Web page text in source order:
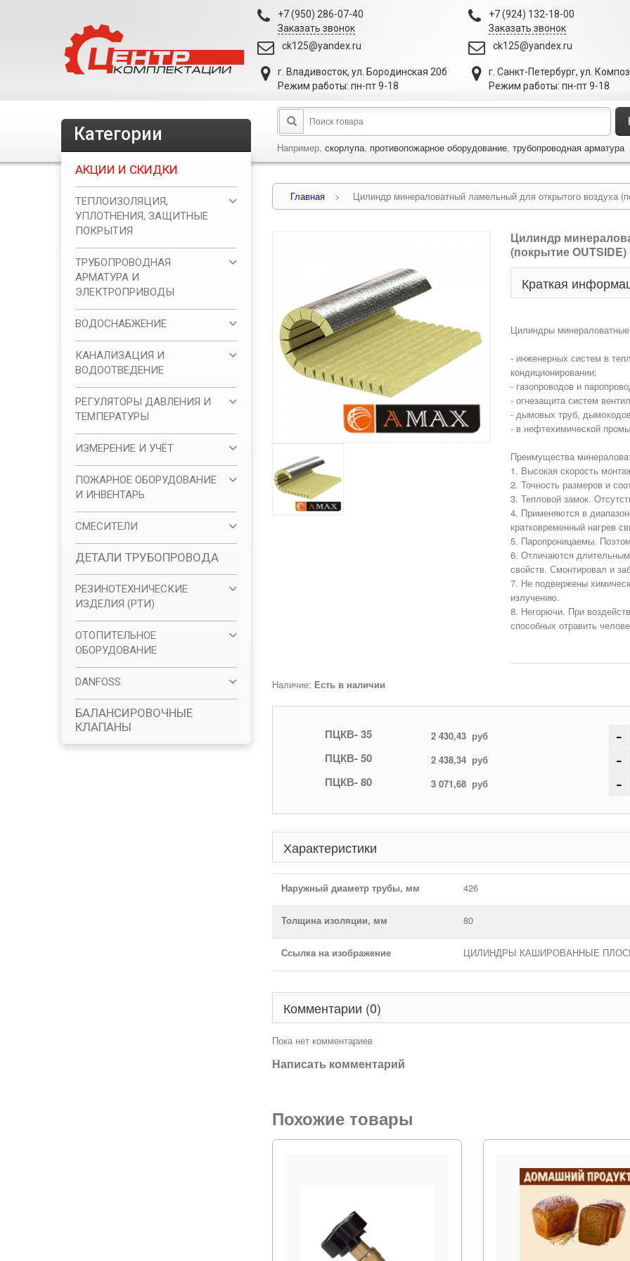
+7 (950) 286-07-40
Заказать звонок
ck125@yandex.ru
г. Владивосток, ул. Бородинская 20б
Режим работы: пн-пт 9-18
+7 (924) 132-18-00
Заказать звонок
ck125@yandex.ru
г. Санкт-Петербург, ул.
Режим работы: пн-пт 9-18
Например, скорлупа, противопожарное оборудование, трубопроводная арматура
Главная > Цилиндр минераловатный ламельный для открытого воздуха
Цилиндр
(покрытие
Краткая
Цилиндры
- инженерных систем в
кондиционировании;
- газопроводов и
- огнезащита систем
- дымовых труб,
- в нефтехимической
Преимущества
1. Высокая скорость
2. Точность размеров и
3. Тепловой замок.
4. Применяются в
кратковременный нагрев
5. Паропроницаемы.
6. Отличаются
свойств. Смонтировал и
7. Не подвержены
излучению.
8. Негорючи. При
Наличие: Есть в наличии
ПЦКВ- 35 2 430,43руб -
ПЦКВ- 50 2 438,34руб -
ПЦКВ- 80 3 071,68руб -
Характеристики
Наружный диаметр трубы, мм 426
Толщина изоляции, мм 80
Ссылка на изображение ЦИЛИНДРЫ КАШИРОВАННЫЕ
Комментарии (0)
Пока нет комментариев
Написать комментарий
Похожие товары
Категории
АКЦИИ И СКИДКИ
ТЕПЛОИЗОЛЯЦИЯ,
УПЛОТНЕНИЯ, ЗАЩИТНЫЕ
ПОКРЫТИЯ
ТРУБОПРОВОДНАЯ
АРМАТУРА И
ЭЛЕКТРОПРИВОДЫ
ВОДОСНАБЖЕНИЕ
КАНАЛИЗАЦИЯ И
ВОДООТВЕДЕНИЕ
РЕГУЛЯТОРЫ ДАВЛЕНИЯ И
ТЕМПЕРАТУРЫ
ИЗМЕРЕНИЕ И УЧЁТ
ПОЖАРНОЕ ОБОРУДОВАНИЕ
И ИНВЕНТАРЬ
СМЕСИТЕЛИ
ДЕТАЛИ ТРУБОПРОВОДА
РЕЗИНОТЕХНИЧЕСКИЕ
ИЗДЕЛИЯ (РТИ)
ОТОПИТЕЛЬНОЕ
ОБОРУДОВАНИЕ
DANFOSS
БАЛАНСИРОВОЧНЫЕ
КЛАПАНЫ